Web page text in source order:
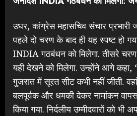
उधर, कांग्रेस महासचिव संचार प्रभारी
पहले दो चरण के बाद ही यह स्पष्ट हो
INDIA गठबंधन को मिलेगा. तीसरे
यही देखने को मिलेगा. उन्होंने आगे कहा,
गुजरात में सूरत सीट कभी नहीं जीती. वहां
बलपूर्वक और धमकी देकर नामांकन
किया गया. निर्दलीय उम्मीदवारों को भी